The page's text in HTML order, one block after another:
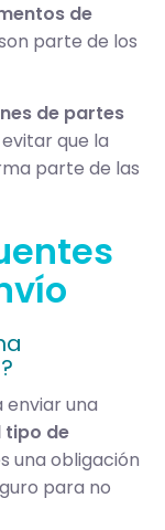
de
parte de los
de partes
que la
parte de las
una
tipo de
una obligación
para no